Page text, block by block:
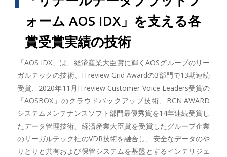
ォーム AOS IDX」を支える各
賞受賞実績の技術
「AOS IDX」は、経済産業大臣賞に輝くAOSグループのリー
ガルテックの技術、ITreview Grid Awardの3部門で13期連続
受賞、2020年11月ITreview Customer Voice Leaders受賞の
「AOSBOX」のクラウドバックアップ技術、BCN AWARD
システムメンテナンスソフト部門最優秀賞を14年連続受賞し
たデータ管理技術、経済産業大臣賞を受賞したグループ企業
のリーガルテック社のVDR技術を融合し、安全なデータのや
りとりと共有および保管システムを基盤とするインテリジェ